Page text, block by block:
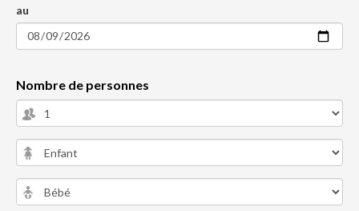
au
Nombre de personnes